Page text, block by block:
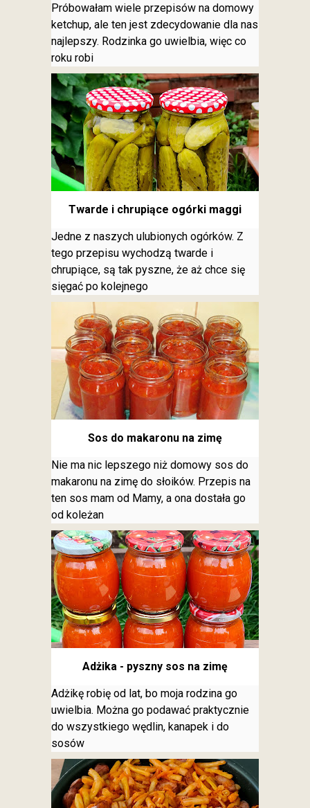
Próbowałam wiele przepisów na domowy
ketchup, ale ten jest zdecydowanie dla nas
najlepszy. Rodzinka go uwielbia, więc co
roku robi
Twarde i chrupiące ogórki maggi
Jedne z naszych ulubionych ogórków. Z
tego przepisu wychodzą twarde i
chrupiące, są tak pyszne, że aż chce się
sięgać po kolejnego
Sos do makaronu na zimę
Nie ma nic lepszego niż domowy sos do
makaronu na zimę do słoików. Przepis na
ten sos mam od Mamy, a ona dostała go
od koleżan
Adżika - pyszny sos na zimę
Adżikę robię od lat, bo moja rodzina go
uwielbia. Można go podawać praktycznie
do wszystkiego wędlin, kanapek i do
sosów